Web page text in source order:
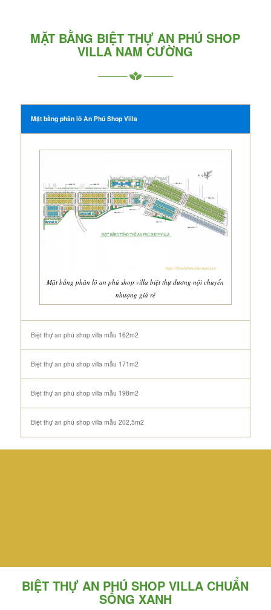
MẶT BẰNG BIỆT THỰ AN PHÚ SHOP
VILLA NAM CƯỜNG
Mặt bằng phân lô An Phú Shop Villa
Mặt bằng phân lô an phú shop villa biệt thự dương nội chuyển
nhượng giá rẻ
Biệt thự an phú shop villa mẫu 162m2
Biệt thự an phú shop villa mẫu 171m2
Biệt thự an phú shop villa mẫu 198m2
Biệt thự an phú shop villa mẫu 202,5m2
BIỆT THỰ AN PHÚ SHOP VILLA CHUẨN
SỐNG XANH